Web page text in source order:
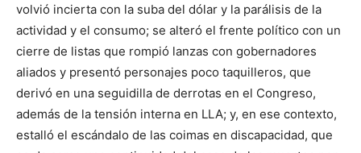
volvió incierta con la suba del dólar y la parálisis de la
actividad y el consumo; se alteró el frente político con un
cierre de listas que rompió lanzas con gobernadores
aliados y presentó personajes poco taquilleros, que
derivó en una seguidilla de derrotas en el Congreso,
además de la tensión interna en LLA; y, en ese contexto,
estalló el escándalo de las coimas en discapacidad, que